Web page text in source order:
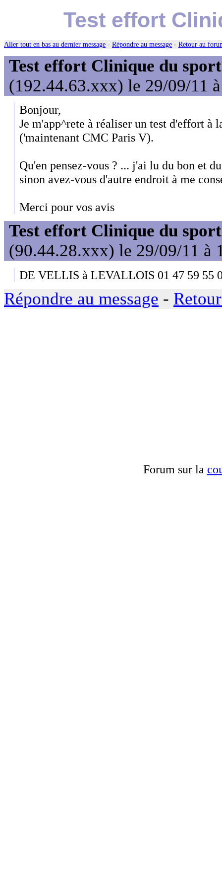
Test effort
Aller tout en bas au dernier message - Répondre au message - Retour au
Test effort Clinique du
(192.44.63.xxx) le 29/09/11
Bonjour,
Je m'app^rete à réaliser un test d'effort à
('maintenant CMC Paris V).
Qu'en pensez-vous ? ... j'ai lu du bon et
sinon avez-vous d'autre endroit à me
Merci pour vos avis
Test effort Clinique du
(90.44.28.xxx) le 29/09/11 à
DE VELLIS à LEVALLOIS 01 47 59 55
Répondre au message -
Forum sur la